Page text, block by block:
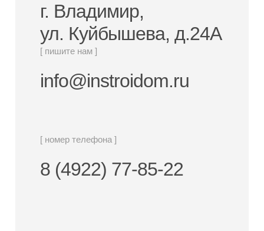
[ выставочный дом-офис ]
г. Владимир,
ул. Куйбышева, д.24А
г. Владимир,
ул. Куйбышева, д.24А
[ пишите нам ]
info@instroidom.ru
[ номер телефона ]
8 (4922) 77-85-22